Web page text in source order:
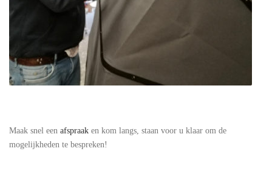
Maak snel een afspraak en kom langs, staan voor u klaar om de
mogelijkheden te bespreken!